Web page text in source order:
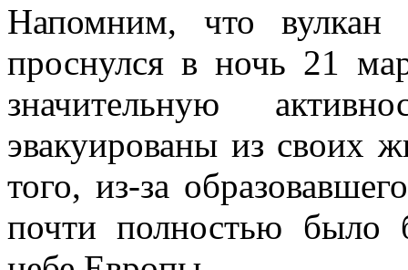
Напомним, что вулкан
проснулся в ночь 21
значительную
эвакуированы из своих
того, из-за
почти полностью было